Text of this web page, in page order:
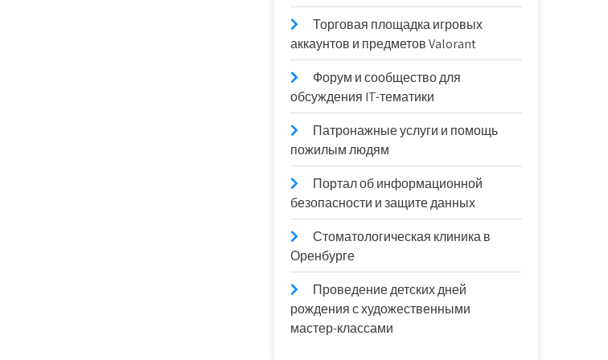
Торговая площадка игровых
аккаунтов и предметов Valorant
Форум и сообщество для
обсуждения IT-тематики
Патронажные услуги и помощь
пожилым людям
Портал об информационной
безопасности и защите данных
Стоматологическая клиника в
Оренбурге
Проведение детских дней
рождения с художественными
мастер-классами